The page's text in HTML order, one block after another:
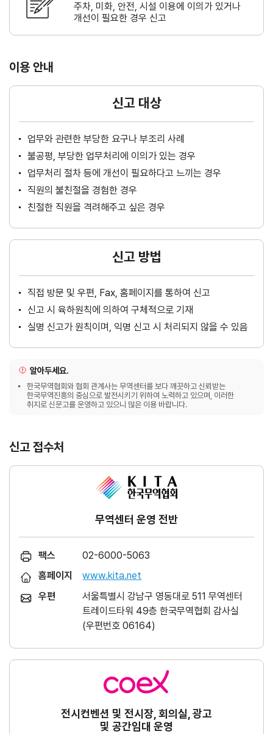
주차, 미화, 안전, 시설 이용에 이의가 있거나
개선이 필요한 경우 신고
이용 안내
신고 대상
업무와 관련한 부당한 요구나 부조리 사례
불공평, 부당한 업무처리에 이의가 있는 경우
업무처리 절차 등에 개선이 필요하다고 느끼는 경우
직원의 불친절을 경험한 경우
친절한 직원을 격려해주고 싶은 경우
신고 방법
직접 방문 및 우편, Fax, 홈페이지를 통하여 신고
신고 시 육하원칙에 의하여 구체적으로 기재
실명 신고가 원칙이며, 익명 신고 시 처리되지 않을 수 있음
알아두세요.
한국무역협회와 협회 관계사는 무역센터를 보다 깨끗하고 신뢰받는
한국무역진흥의 중심으로 발전시키기 위하여 노력하고 있으며, 이러한
취지로 신문고를 운영하고 있으니 많은 이용 바랍니다.
신고 접수처
무역센터 운영 전반
팩스
02-6000-5063
홈페이지
www.kita.net
우편
서울특별시 강남구 영동대로 511 무역센터
트레이드타워 49층 한국무역협회 감사실
(우편번호 06164)
전시컨벤션 및 전시장, 회의실, 광고
및 공간임대 운영